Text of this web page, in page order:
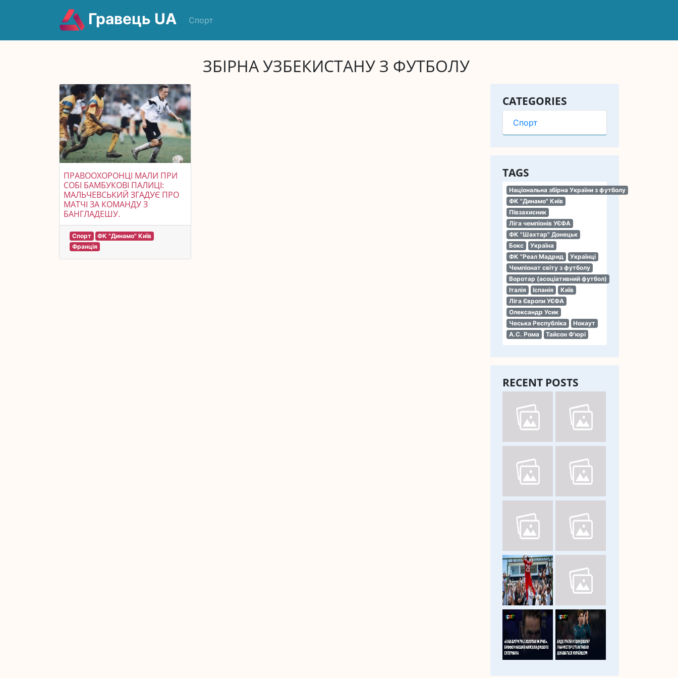
Гравець UA Спорт
ЗБІРНА УЗБЕКИСТАНУ З ФУТБОЛУ
CATEGORIES
Спорт
TAGS
Національна збірна України з футболу
ФК "Динамо" Київ
Півзахисник
Ліга чемпіонів УЄФА
ФК "Шахтар" Донецьк
Бокс
Україна
ФК "Реал Мадрид
Українці
Чемпіонат світу з футболу
Воротар (асоціативний футбол)
Італія
Іспанія
Київ
Ліга Європи УЄФА
Олександр Усик
Чеська Республіка
Нокаут
А.С. Рома
Тайсон Ф'юрі
RECENT POSTS
ПРАВООХОРОНЦІ МАЛИ ПРИ
СОБІ БАМБУКОВІ ПАЛИЦІ:
МАЛЬЧЕВСЬКИЙ ЗГАДУЄ ПРО
МАТЧІ ЗА КОМАНДУ З
БАНГЛАДЕШУ.
Спорт
ФК "Динамо" Київ
Франція